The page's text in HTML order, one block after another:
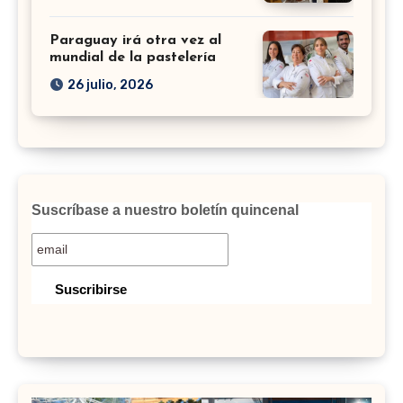
Paraguay irá otra vez al
mundial de la pastelería
26 julio, 2026
Suscríbase a nuestro boletín quincenal